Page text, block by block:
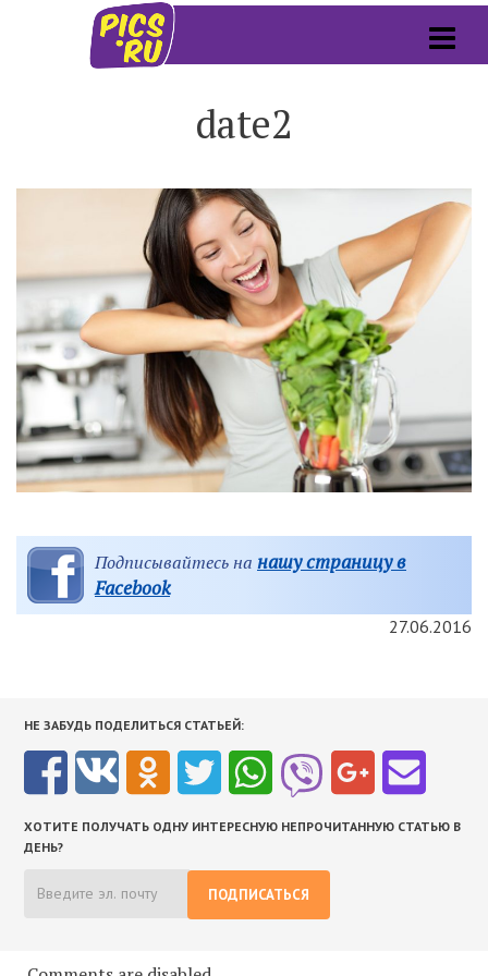
date2
Подписывайтесь на нашу страницу в
Facebook
27.06.2016
НЕ ЗАБУДЬ ПОДЕЛИТЬСЯ СТАТЬЕЙ:
ХОТИТЕ ПОЛУЧАТЬ ОДНУ ИНТЕРЕСНУЮ НЕПРОЧИТАННУЮ СТАТЬЮ В
ДЕНЬ?
ПОДПИСАТЬСЯ